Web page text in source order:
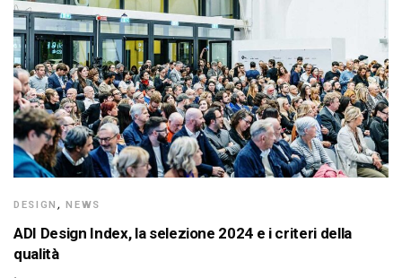
DESIGN ,NEWS
ADI Design Index, la selezione 2024 e i criteri della
qualità